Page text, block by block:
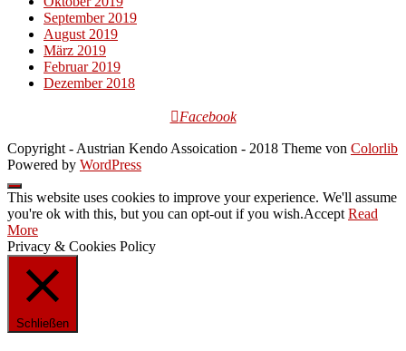
September 2019
August 2019
März 2019
Februar 2019
Dezember 2018
Facebook
Copyright - Austrian Kendo Assoication - 2018 Theme von Colorlib
Powered by WordPress
This website uses cookies to improve your experience. We'll assume
you're ok with this, but you can opt-out if you wish.Accept Read
More
Privacy & Cookies Policy
Schließen